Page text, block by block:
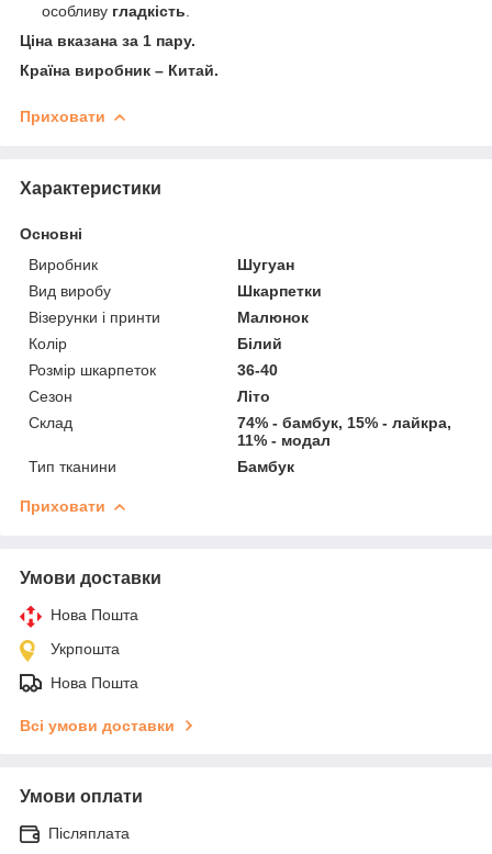
особливу гладкість
Ціна вказана за 1 пару.
Країна виробник – Китай.
Приховати
Характеристики
Основні
Виробник
Шугуан
Вид виробу
Шкарпетки
Візерунки і принти
Малюнок
Колір
Білий
Розмір шкарпеток
36-40
Сезон
Літо
Склад
74% - бамбук, 15% - лайкра,
11% - модал
Тип тканини
Бамбук
Приховати
Умови доставки
Нова Пошта
Укрпошта
Нова Пошта
Всі умови доставки
Умови оплати
Післяплата